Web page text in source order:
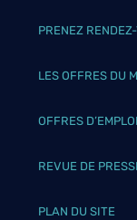
PRENEZ
LES OFFRES DU
OFFRES D’EMPLOI
REVUE DE
PLAN DU SITE